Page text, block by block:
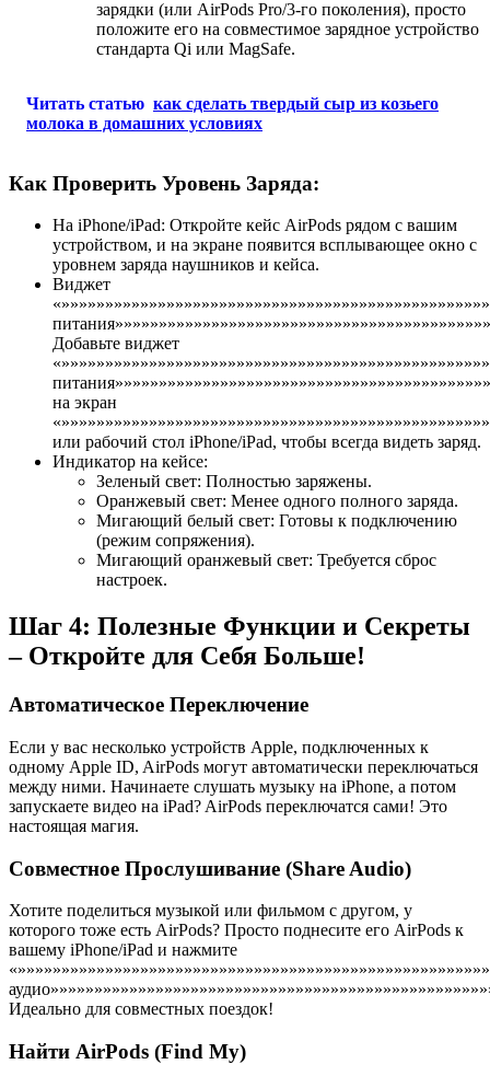
зарядки (или AirPods Pro/3-го поколения), просто
положите его на совместимое зарядное устройство
стандарта Qi или MagSafe.
Читать статью как сделать твердый сыр из козьего
молока в домашних условиях
Как Проверить Уровень Заряда:
На iPhone/iPad: Откройте кейс AirPods рядом с вашим
устройством, и на экране появится всплывающее окно с
уровнем заряда наушников и кейса.
Виджет
Добавьте виджет
на экран
или рабочий стол iPhone/iPad, чтобы всегда видеть заряд.
Индикатор на кейсе:
Зеленый свет: Полностью заряжены.
Оранжевый свет: Менее одного полного заряда.
Мигающий белый свет: Готовы к подключению
(режим сопряжения).
Мигающий оранжевый свет: Требуется сброс
настроек.
Шаг 4: Полезные Функции и Секреты
– Откройте для Себя Больше!
Автоматическое Переключение
Если у вас несколько устройств Apple, подключенных к
одному Apple ID, AirPods могут автоматически переключаться
между ними. Начинаете слушать музыку на iPhone, а потом
запускаете видео на iPad? AirPods переключатся сами! Это
настоящая магия.
Совместное Прослушивание (Share Audio)
Хотите поделиться музыкой или фильмом с другом, у
которого тоже есть AirPods? Просто поднесите его AirPods к
вашему iPhone/iPad и нажмите
Идеально для совместных поездок!
Найти AirPods (Find My)